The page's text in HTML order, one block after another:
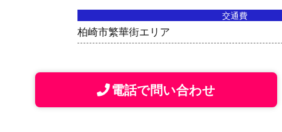
交通費
柏崎市繁華街エリア
電話で問い合わせ